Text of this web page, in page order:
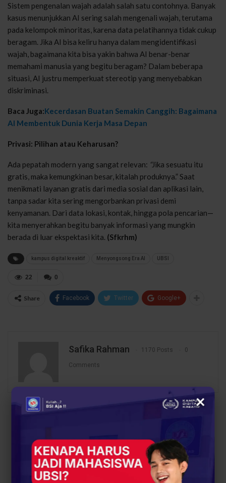
Sistem pengenalan wajah adalah salah satu contohnya. Banyak
kasus menunjukkan AI sering salah mengenali wajah, terutama
pada kelompok minoritas, karena data pelatihannya tidak cukup
beragam. Jika AI bisa keliru hanya dalam mengidentifikasi
wajah, bagaimana kita bisa yakin bahwa AI benar-benar
memahami manusia yang begitu beragam? Dalam beberapa
situasi, AI justru memperkuat stereotip yang menyebabkan
diskriminasi.
Baca Juga:Kecerdasan Buatan Semakin Canggih: Bagaimana
AI Membentuk Dunia Kerja Masa Depan
Privasi: Pilihan atau Keharusan?
Ada pepatah modern yang sangat relevan: “Jika sesuatu itu
gratis, maka kemungkinan besar, kitalah produknya.” Saat
menikmati layanan gratis dari media sosial dan aplikasi lain,
tanpa sadar kita sering mengorbankan privasi demi
kenyamanan. Dari data lokasi, kontak, hingga pola pencarian—
kita menyerahkan begitu banyak informasi yang mungkin
berada di luar ekspektasi kita. (Sfkrhm)
kampus digital kreaktif Menyongsong Era AI UBSI
0
22
Share Facebook Twitter Google+
Safika Rahman 1170 Posts 0
Comments
PREV POST
Universitas BSI: Dorong
Mahasiswa Miliki
Mindset Bisnis di Era
Digital
Universitas BSI: Seminar
Motivasi Sambut
Mahasiswa Baru
×